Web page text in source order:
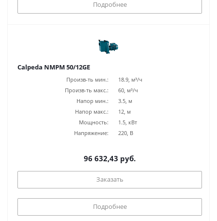
Подробнее
Calpeda NMPM 50/12GE
Произв-ть мин.:
18.9, м³/ч
Произв-ть макс.:
60, м³/ч
Напор мин.:
3.5, м
Напор макс.:
12, м
Мощность:
1.5, кВт
Напряжение:
220, В
96 632,43 руб.
Заказать
Подробнее